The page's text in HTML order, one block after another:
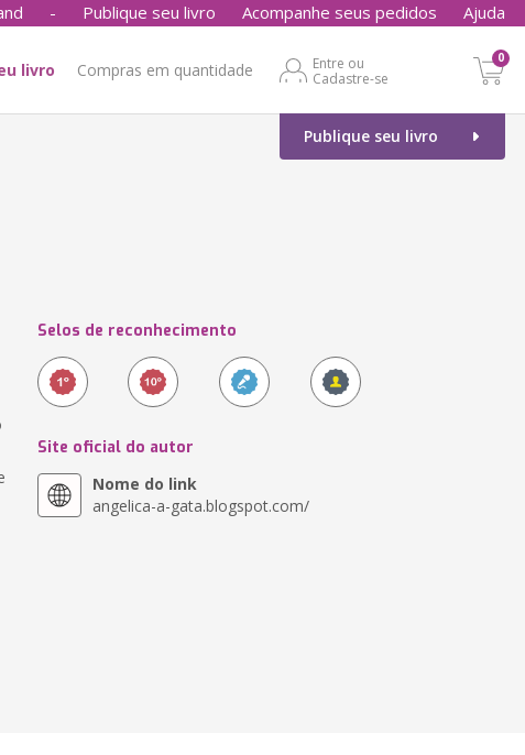
- Publique seu livro Acompanhe seus pedidos Ajuda
livro Compras em quantidade
Entre ou
Cadastre-se
0
Publique seu livro
Selos de reconhecimento
Site oficial do autor
Nome do link
angelica-a-gata.blogspot.com/